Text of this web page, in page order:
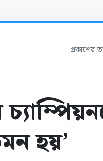
প্রকাশের
হয়’